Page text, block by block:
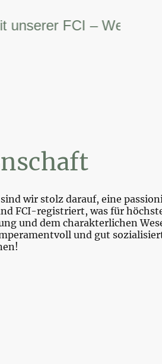
FCI – Weltsiegerin.
wir stolz darauf, eine
FCI-registriert, was für
und dem charakterlichen
und gut